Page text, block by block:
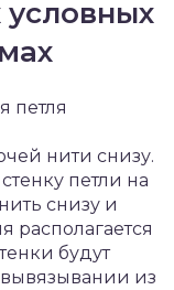
петля
нити снизу.
петли на
снизу и
располагается
будут
из